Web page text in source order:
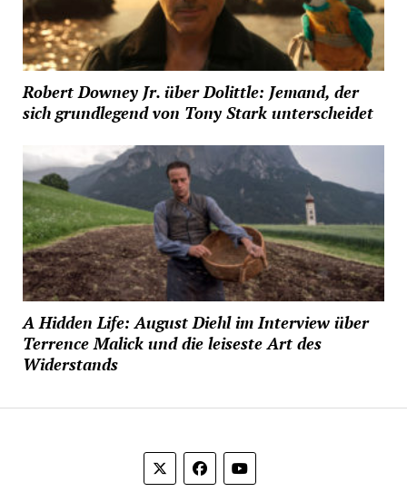
Robert Downey Jr. über Dolittle: Jemand, der
sich grundlegend von Tony Stark unterscheidet
A Hidden Life: August Diehl im Interview über
Terrence Malick und die leiseste Art des
Widerstands